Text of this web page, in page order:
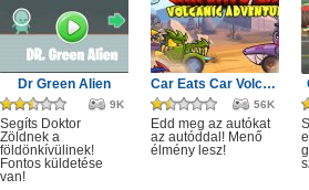
Dr Green Alien
9K
Segíts Doktor
Zöldnek a
földönkívülinek!
Fontos küldetése
van!
Car Eats Car Volcanic Adventure
56K
Edd meg az autókat
az autóddal! Menő
élmény lesz!